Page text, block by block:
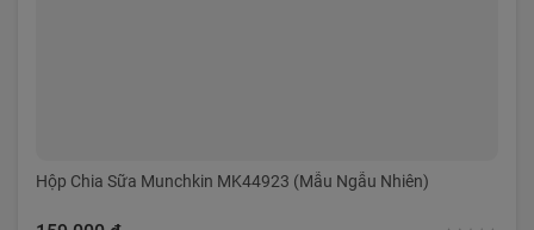
Hộp Chia Sữa Munchkin MK44923 (Mẫu Ngẫu Nhiên)